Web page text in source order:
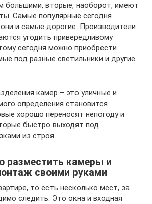
большими, вторые, наоборот, имеют
Самые популярные сегодня
и самые дорогие. Производители
угодить привередливому
сегодня можно приобрести
под разные светильники и другие
камер – это уличные и
определения становится
хорошо переносят непогоду и
быстро выходят под
из строя.
разместить камеры и
своими руками
то есть несколько мест, за
следить. Это окна и входная